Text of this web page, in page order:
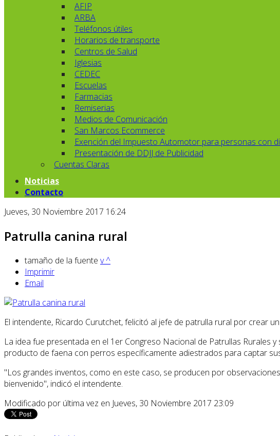
AFIP
ARBA
Teléfonos útiles
Horarios de transporte
Centros de Salud
Iglesias
CEDEC
Escuelas
Farmacias
Remiserias
Medios de Comunicación
San Marcos Ecommerce
Exención del Impuesto Automotor para personas con
Presentación de DDJJ de Publicidad
Cuentas Claras
Noticias
Contacto
Jueves, 30 Noviembre 2017 16:24
Patrulla canina rural
tamaño de la fuente v^
Imprimir
Email
El intendente, Ricardo Curutchet, felicitó al jefe de patrulla rural por crear
La idea fue presentada en el 1er Congreso Nacional de Patrullas Rurales
producto de faena con perros específicamente adiestrados para captar
"Los grandes inventos, como en este caso, se producen por
bienvenido", indicó el intendente.
Modificado por última vez en Jueves, 30 Noviembre 2017 23:09